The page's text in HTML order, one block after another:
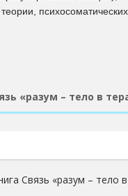
«разум – тело в
Связь «разум –